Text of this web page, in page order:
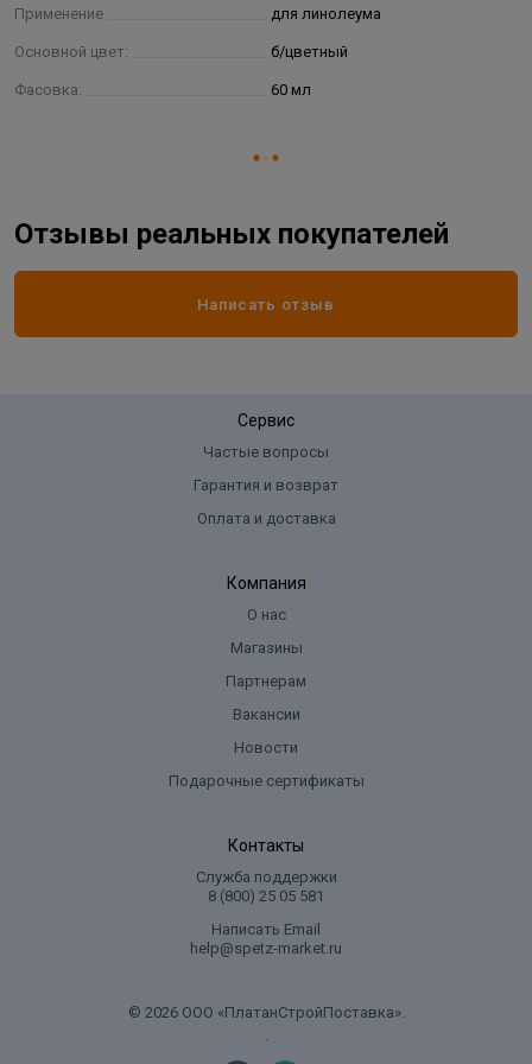
Применение для линолеума
Основной цвет: б/цветный
Фасовка: 60 мл
Отзывы реальных покупателей
Написать отзыв
Сервис
Частые вопросы
Гарантия и возврат
Оплата и доставка
Компания
О нас
Магазины
Партнерам
Вакансии
Новости
Подарочные сертификаты
Контакты
Служба поддержки
8 (800) 25 05 581
Написать Email
help@spetz-market.ru
© 2026 ООО «ПлатанСтройПоставка».
.